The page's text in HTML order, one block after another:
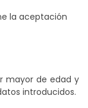
la aceptación
mayor de edad y
introducidos.